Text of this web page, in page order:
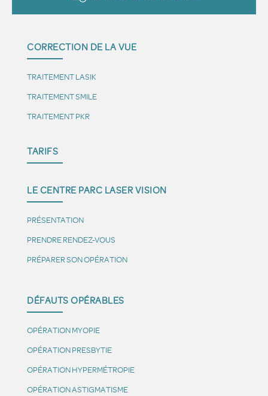
CORRECTION DE LA VUE
TRAITEMENT LASIK
TRAITEMENT SMILE
TRAITEMENT PKR
TARIFS
LE CENTRE PARC LASER VISION
PRÉSENTATION
PRENDRE RENDEZ-VOUS
PRÉPARER SON OPÉRATION
DÉFAUTS OPÉRABLES
OPÉRATION MYOPIE
OPÉRATION PRESBYTIE
OPÉRATION HYPERMÉTROPIE
OPÉRATION ASTIGMATISME